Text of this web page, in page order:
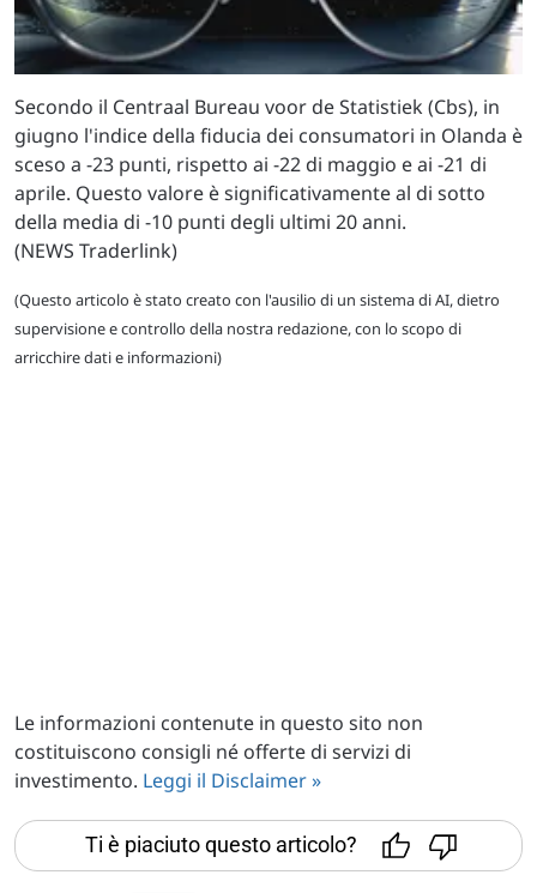
Secondo il Centraal Bureau voor de Statistiek (Cbs), in
giugno l'indice della fiducia dei consumatori in Olanda è
sceso a -23 punti, rispetto ai -22 di maggio e ai -21 di
aprile. Questo valore è significativamente al di sotto
della media di -10 punti degli ultimi 20 anni.
(NEWS Traderlink)
(Questo articolo è stato creato con l'ausilio di un sistema di AI, dietro
supervisione e controllo della nostra redazione, con lo scopo di
arricchire dati e informazioni)
Le informazioni contenute in questo sito non
costituiscono consigli né offerte di servizi di
investimento. Leggi il Disclaimer »
Ti è piaciuto questo articolo?